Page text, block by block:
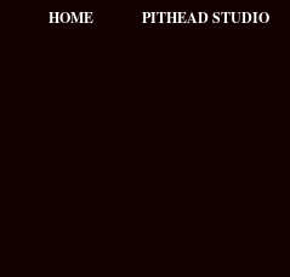
HOME PITHEAD STUDIO